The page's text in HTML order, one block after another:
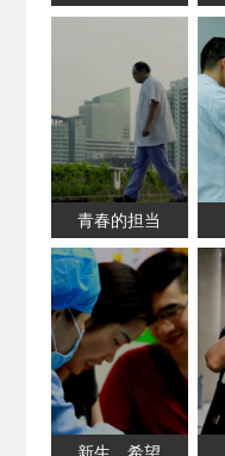
青春的担当
新生，希望